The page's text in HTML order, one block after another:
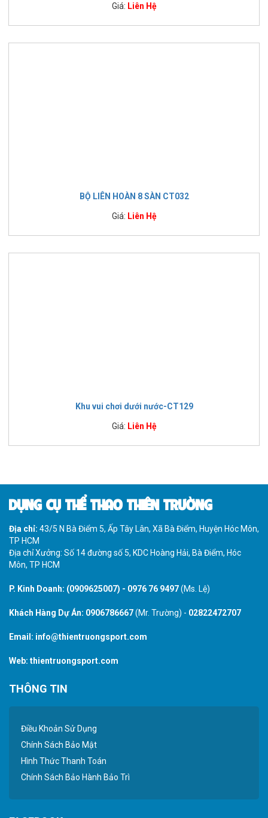
Giá: Liên Hệ
BỘ LIÊN HOÀN 8 SÀN CT032
Giá: Liên Hệ
Khu vui chơi dưới nước-CT129
Giá: Liên Hệ
DỤNG CỤ THỂ THAO THIÊN TRƯỜNG
Địa chỉ: 43/5 N Bà Điểm 5, Ấp Tây Lân, Xã Bà Điểm, Huyện Hóc Môn,
TP HCM
Địa chỉ Xưởng: Số 14 đường số 5, KDC Hoàng Hải, Bà Điểm, Hóc
Môn, TP HCM
P. Kinh Doanh: (0909625007) - 0976 76 9497(Ms. Lệ)
Khách Hàng Dự Án: 0906786667(Mr. Trường) - 02822472707
Email: info@thientruongsport.com
Web: thientruongsport.com
THÔNG TIN
Điều Khoản Sử Dụng
Chính Sách Bảo Mật
Hình Thức Thanh Toán
Chính Sách Bảo Hành Bảo Trì